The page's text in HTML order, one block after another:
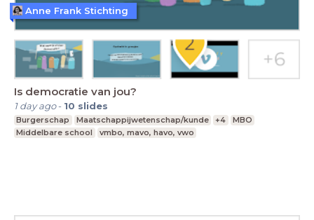
Is democratie van jou?
1 day ago- 10 slides
Burgerschap Maatschappijwetenschap/kunde +4
MBO
Middelbare school
vmbo, mavo, havo, vwo
Anne Frank Stichting